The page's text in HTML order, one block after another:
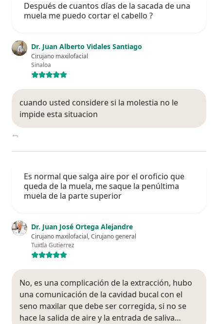
Después de cuantos días de la sacada de una
muela me puedo cortar el cabello ?
Dr. Juan Alberto Vidales Santiago
Cirujano maxilofacial
Sinaloa
cuando usted considere si la molestia no le
impide esta situacion
Es normal que salga aire por el oroficio que
queda de la muela, me saque la penúltima
muela de la parte superior
Dr. Juan José Ortega Alejandre
Cirujano maxilofacial, Cirujano general
Tuxtla Gutierrez
No, es una complicación de la extracción, hubo
una comunicación de la cavidad bucal con el
seno maxilar que debe ser corregida, si no se
hace la salida de aire y la entrada de saliva…